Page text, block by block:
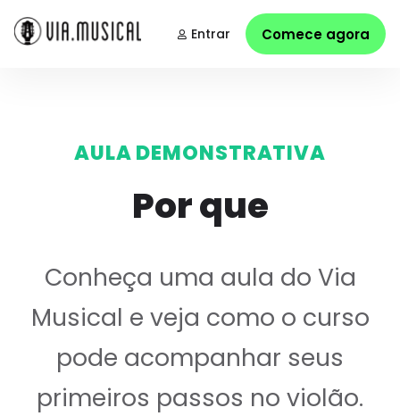
Entrar Comece agora
AULA DEMONSTRATIVA
Por que
Conheça uma aula do Via
Musical e veja como o curso
pode acompanhar seus
primeiros passos no violão.